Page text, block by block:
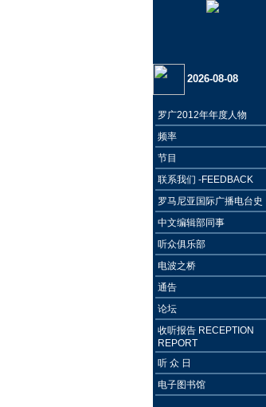
2026-08-08
罗广2012年年度人物
频率
节目
联系我们 -FEEDBACK
罗马尼亚国际广播电台史
中文编辑部同事
听众俱乐部
电波之桥
通告
论坛
收听报告 RECEPTION
REPORT
听 众 日
电子图书馆